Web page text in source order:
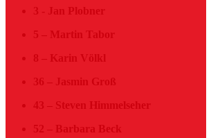
3 - Jan Plobner
5 – Martin Tabor
8 – Karin Völkl
36 – Jasmin Groß
43 – Steven Himmelseher
52 – Barbara Beck